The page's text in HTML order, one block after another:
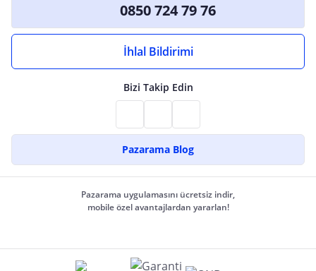
0850 724 79 76
İhlal Bildirimi
Bizi Takip Edin
Pazarama Blog
Pazarama uygulamasını ücretsiz indir,
mobile özel avantajlardan yararlan!